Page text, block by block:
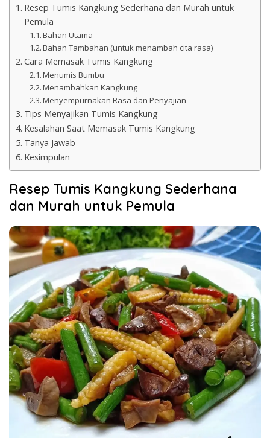
Resep Tumis Kangkung Sederhana dan Murah untuk
Pemula
Bahan Utama
Bahan Tambahan (untuk menambah cita rasa)
Cara Memasak Tumis Kangkung
Menumis Bumbu
Menambahkan Kangkung
Menyempurnakan Rasa dan Penyajian
Tips Menyajikan Tumis Kangkung
Kesalahan Saat Memasak Tumis Kangkung
Tanya Jawab
Kesimpulan
Resep Tumis Kangkung Sederhana
dan Murah untuk Pemula